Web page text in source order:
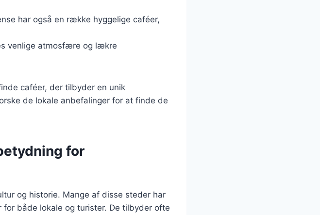
har også en række hyggelige caféer,
venlige atmosfære og lækre
caféer, der tilbyder en unik
de lokale anbefalinger for at finde de
for
og historie. Mange af disse steder har
både lokale og turister. De tilbyder ofte